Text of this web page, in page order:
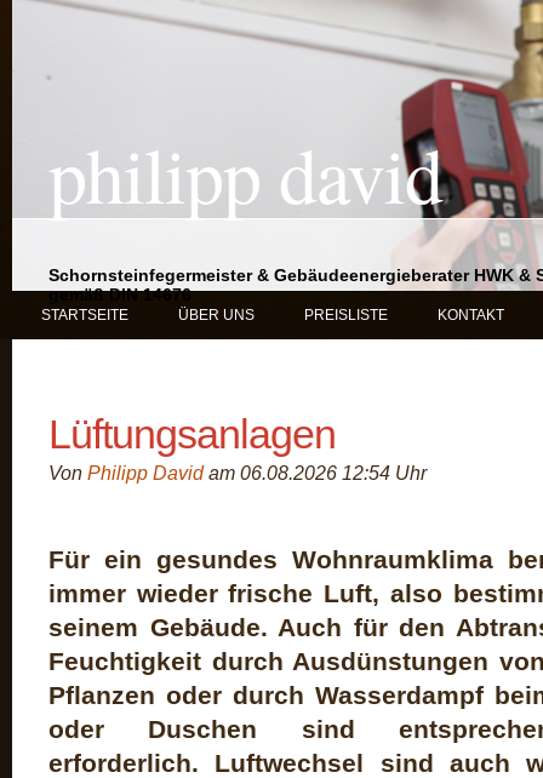
philipp david
Schornsteinfegermeister & Gebäudeenergieberater HWK
gemäß DIN 14676
STARTSEITE ÜBER UNS PREISLISTE KONTAKT
Lüftungsanlagen
Von Philipp Davidam 06.08.2026 12:54 Uhr
Für ein gesundes Wohnraumklima
immer wieder frische Luft, also
seinem Gebäude. Auch für den
Feuchtigkeit durch Ausdünstungen
Pflanzen oder durch Wasserdampf
oder Duschen sind
erforderlich. Luftwechsel sind auch